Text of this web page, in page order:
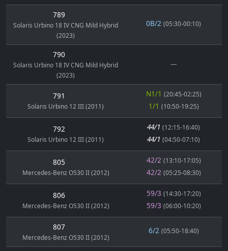
789
Solaris Urbino 18 IV CNG Mild Hybrid
(2023)
0B/2 (05:30-00:10)
790
Solaris Urbino 18 IV CNG Mild Hybrid
(2023)
---
791
Solaris Urbino 12 III (2011)
N1/1 (20:45-02:25)
1/1 (10:50-19:25)
792
Solaris Urbino 12 III (2011)
44/1 (12:15-16:40)
44/1 (04:50-07:10)
805
Mercedes-Benz O530 II (2012)
42/2 (13:10-17:05)
42/2 (05:25-08:30)
806
Mercedes-Benz O530 II (2012)
59/3 (14:30-17:20)
59/3 (06:00-10:20)
807
Mercedes-Benz O530 II (2012)
6/2 (05:50-18:40)